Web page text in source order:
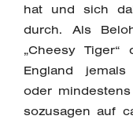
hat und sich
durch. Als
„Cheesy
England
oder
sozusagen auf